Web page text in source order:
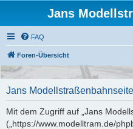
Jans
FAQ
Foren-Übersicht
Jans
Mit dem Zugriff auf „Jans
(„https://www.modelltram.de/